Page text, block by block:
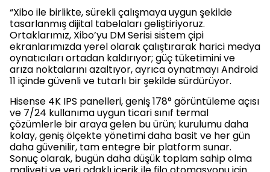
“Xibo ile birlikte, sürekli çalışmaya uygun şekilde
tasarlanmış dijital tabelaları geliştiriyoruz.
Ortaklarımız, Xibo’yu DM Serisi sistem çipi
ekranlarımızda yerel olarak çalıştırarak harici medya
oynatıcıları ortadan kaldırıyor; güç tüketimini ve
arıza noktalarını azaltıyor, ayrıca oynatmayı Android
11 içinde güvenli ve tutarlı bir şekilde sürdürüyor.
Hisense 4K IPS panelleri, geniş 178° görüntüleme açısı
ve 7/24 kullanıma uygun ticari sınıf termal
çözümlerle bir araya gelen bu ürün; kurulumu daha
kolay, geniş ölçekte yönetimi daha basit ve her gün
daha güvenilir, tam entegre bir platform sunar.
Sonuç olarak, bugün daha düşük toplam sahip olma